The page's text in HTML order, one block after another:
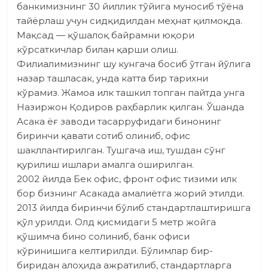
банкимизнинг 30 йиллик тўйига муносиб тўёна
тайёрлаш учун сидқидилдан меҳнат қилмоқда.
Мақсад — қўшалоқ байрамни юқори
кўрсаткичлар билан қарши олиш.
Филиалимизнинг шу кунгача босиб ўтган йўлига
назар ташласак, унда катта бир тарихни
кўрамиз. Жамоа илк ташкил топган пайтда унга
Назиржон Қодиров раҳбарлик қилган. Ўшанда
Асака ёғ заводи тасарруфидаги бинонинг
биринчи қавати сотиб олиниб, офис
шакллантирилган. Тушгача иш, тушдан сўнг
қурилиш ишлари амалга оширилган.
2002 йилда Бек офис, фронт офис тизими илк
бор бизнинг Асакада амалиётга жорий этилди.
2013 йилда биринчи бўлиб стандартлаш­тиришга
қўл урилди. Олд қисмидаги 5 метр жойга
қўшимча бино солиниб, банк офиси
кўринишига келтирилди. Бўлимлар бир-
биридан алоҳида ажратилиб, стандартларга